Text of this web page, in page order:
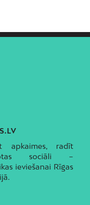
apkaimes, radīt
sociāli –
ieviešanai Rīgas